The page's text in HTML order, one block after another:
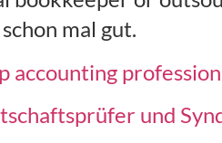
mal gut.
accounting
und